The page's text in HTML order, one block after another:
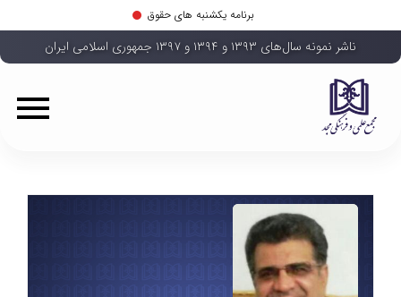
برنامه یکشنبه های حقوق
ناشر نمونه سال‌های ۱۳۹۳ و ۱۳۹۴ و ۱۳۹۷ جمهوری اسلامی ایران